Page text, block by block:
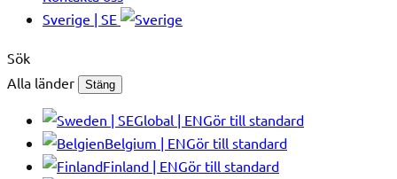
Sverige | SE
Sök
Alla länder
Stäng
Global | ENGör till standard
Belgium | ENGör till standard
Finland | ENGör till standard